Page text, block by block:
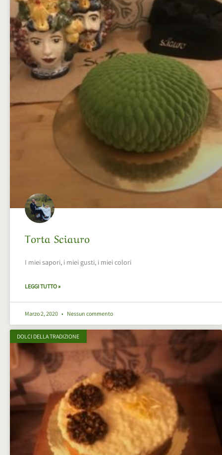
Torta Sciauro
I miei sapori, i miei gusti, i miei colori
LEGGI TUTTO »
Marzo 2, 2020 Nessun commento
DOLCI DELLA TRADIZIONE